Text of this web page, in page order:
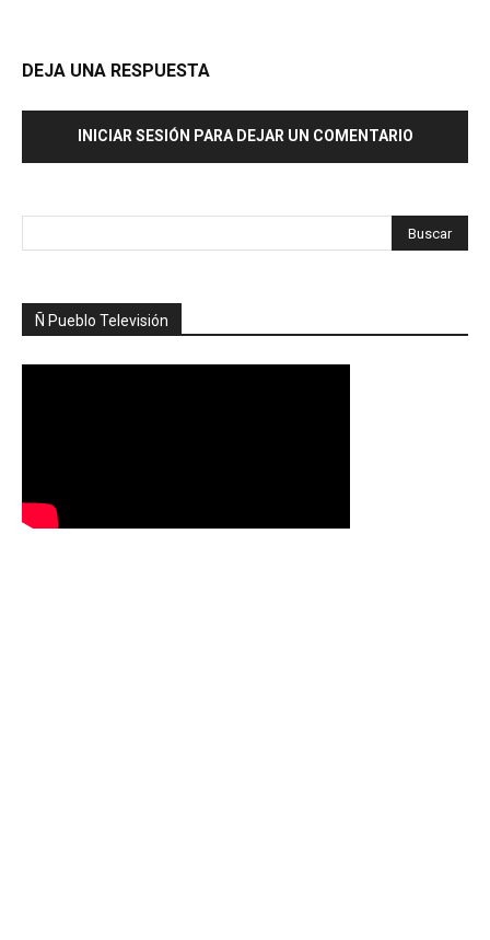
DEJA UNA RESPUESTA
INICIAR SESIÓN PARA DEJAR UN COMENTARIO
Ñ Pueblo Televisión